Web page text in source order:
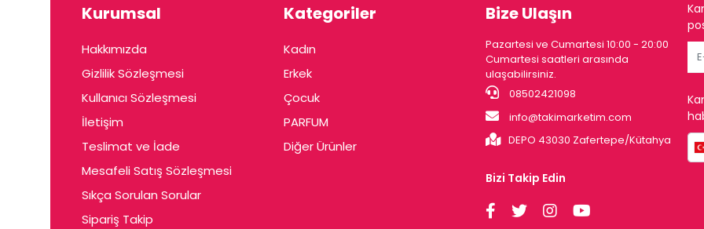
Kurumsal
Hakkımızda
Gizlilik Sözleşmesi
Kullanıcı Sözleşmesi
İletişim
Teslimat ve İade
Mesafeli Satış Sözleşmesi
Sıkça Sorulan Sorular
Sipariş Takip
Kategoriler
Kadın
Erkek
Çocuk
PARFUM
Diğer Ürünler
Bize Ulaşın
Pazartesi ve Cumartesi 10:00 - 20:00
Cumartesi saatleri arasında
ulaşabilirsiniz.
08502421098
info@takimarketim.com
DEPO 43030 Zafertepe/Kütahya
Bizi Takip Edin